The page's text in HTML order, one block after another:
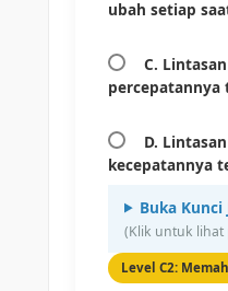
ubah setiap
C.
percepatannya
D.
kecepatannya
Buka Kunci
Level C2: